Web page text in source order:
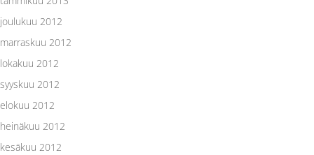
joulukuu 2012
marraskuu 2012
lokakuu 2012
syyskuu 2012
elokuu 2012
heinäkuu 2012
kesäkuu 2012